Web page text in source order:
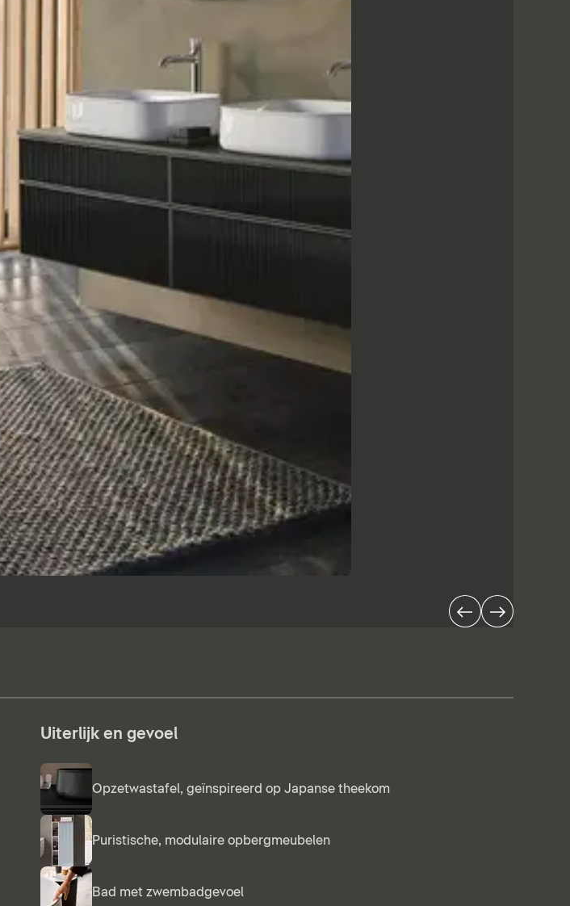
Uiterlijk en gevoel
Opzetwastafel, geïnspireerd op Japanse theekom
Puristische, modulaire opbergmeubelen
Bad met zwembadgevoel